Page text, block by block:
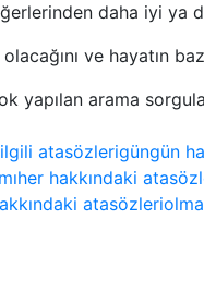
daha iyi ya
ve hayatın
yapılan arama
atasözlerigüngün
her hakkındaki
atasözleri